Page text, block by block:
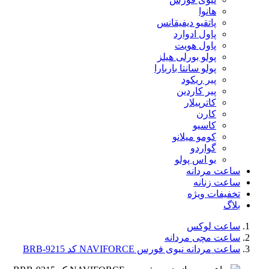
هانوا
پاتقیو دیفیقانس
پاول ادوارد
پاول هویت
پولو بورلی هیلز
پولو سانتا باربارا
پیر ریکود
پیر کاردین
کاترپیلار
کارن
کاسیو
کومو میلانو
گواردو
یو اس پولو
ساعت مردانه
ساعت زنانه
تخفیفات ویژه
بلاگ
ساعت لوکس
ساعت مچی مردانه
ساعت مردانه نیوی فورس NAVIFORCE کد 9215-BRB